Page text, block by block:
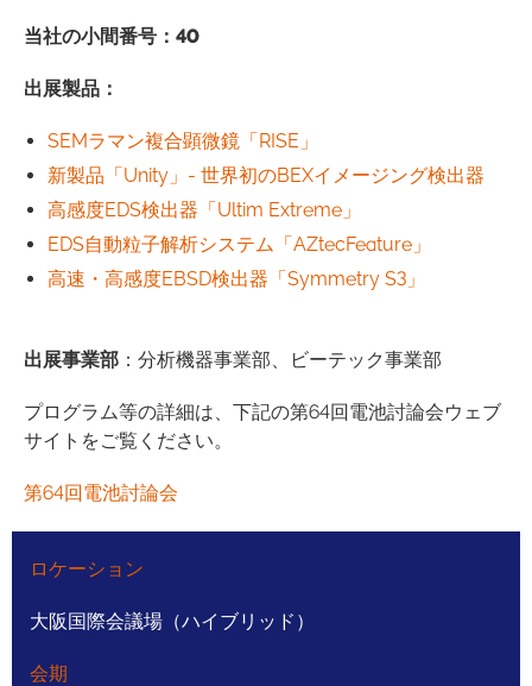
当社の小間番号：40
出展製品 ：
SEMラマン複合顕微鏡「RISE」
新製品「Unity」- 世界初のBEXイメージング検出器
高感度EDS検出器「Ultim Extreme」
EDS自動粒子解析システム「AZtecFeature」
高速・高感度EBSD検出器「Symmetry S3」
出展事業部 ：分析機器事業部、ビーテック事業部
プログラム等の詳細は、下記の第64回電池討論会ウェブ
サイトをご覧ください。
第64回電池討論会
ロケーション
大阪国際会議場（ハイブリッド）
会期